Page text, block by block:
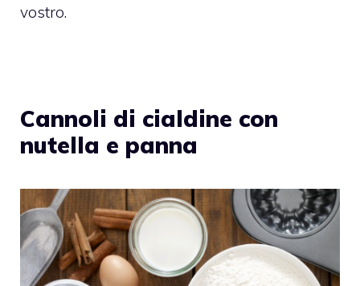
vostro.
Cannoli di cialdine con
nutella e panna